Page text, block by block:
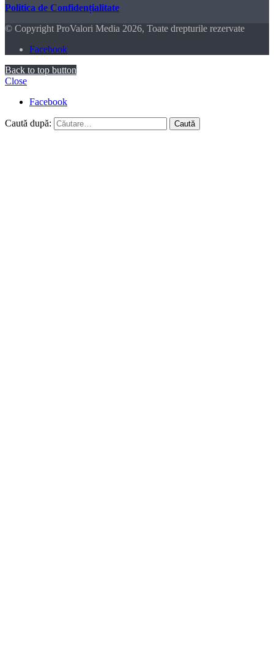
Politica de Confidențialitate
© Copyright ProValori Media 2026, Toate drepturile rezervate
Facebook
Back to top button
Close
Facebook
Caută după: